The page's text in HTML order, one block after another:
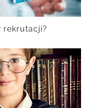
rekrutacji?